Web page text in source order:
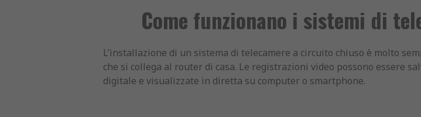
Come funzionano i sistemi di
L’installazione di un sistema di telecamere a circuito chiuso è molto
che si collega al router di casa. Le registrazioni video possono essere
digitale e visualizzate in diretta su computer o smartphone.